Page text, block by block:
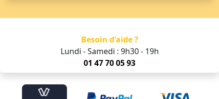
Besoin d'aide ?
Lundi - Samedi : 9h30 - 19h
01 47 70 05 93